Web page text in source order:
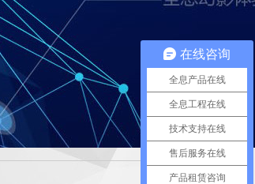
在线咨询
全息产品在线
全息工程在线
技术支持在线
售后服务在线
产品租赁咨询